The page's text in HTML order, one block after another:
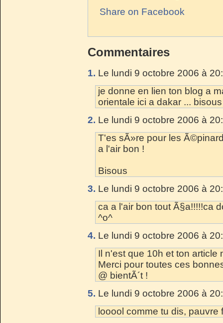
Share on Facebook
Commentaires
1. Le lundi 9 octobre 2006 à
je donne en lien ton blog a
orientale ici a dakar ... bisous
2. Le lundi 9 octobre 2006 à
T'es sÃ»re pour les
a l'air bon !
Bisous
3. Le lundi 9 octobre 2006 à
ca a l'air bon tout Ã§a!!!!!ca
^o^
4. Le lundi 9 octobre 2006 à
Il n'est que 10h et ton article
Merci pour toutes ces
@ bientÃ´t !
5. Le lundi 9 octobre 2006 à
looool comme tu dis, pauvre